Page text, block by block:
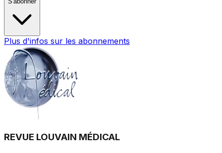
Plus d'infos sur les abonnements
REVUE LOUVAIN MÉDICAL